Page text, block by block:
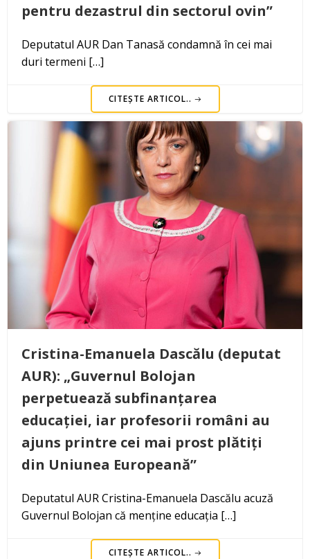
pentru dezastrul din sectorul ovin”
Deputatul AUR Dan Tanasă condamnă în cei mai
duri termeni […]
CITEȘTE ARTICOL..
Cristina-Emanuela Dascălu (deputat
AUR): „Guvernul Bolojan
perpetuează subfinanțarea
educației, iar profesorii români au
ajuns printre cei mai prost plătiți
din Uniunea Europeană”
Deputatul AUR Cristina-Emanuela Dascălu acuză
Guvernul Bolojan că menține educația […]
CITEȘTE ARTICOL..